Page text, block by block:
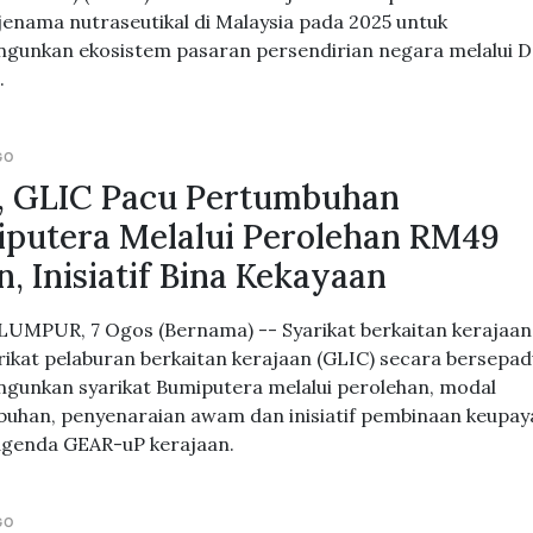
nutraseutikal di Malaysia pada 2025 untuk
ekosistem pasaran persendirian negara melalui
GLIC Pacu Pertumbuhan
Melalui Perolehan RM49
Inisiatif Bina Kekayaan
7 Ogos (Bernama) -- Syarikat berkaitan kerajaan
pelaburan berkaitan kerajaan (GLIC) secara
syarikat Bumiputera melalui perolehan, modal
penyenaraian awam dan inisiatif pembinaan
GEAR-uP kerajaan.